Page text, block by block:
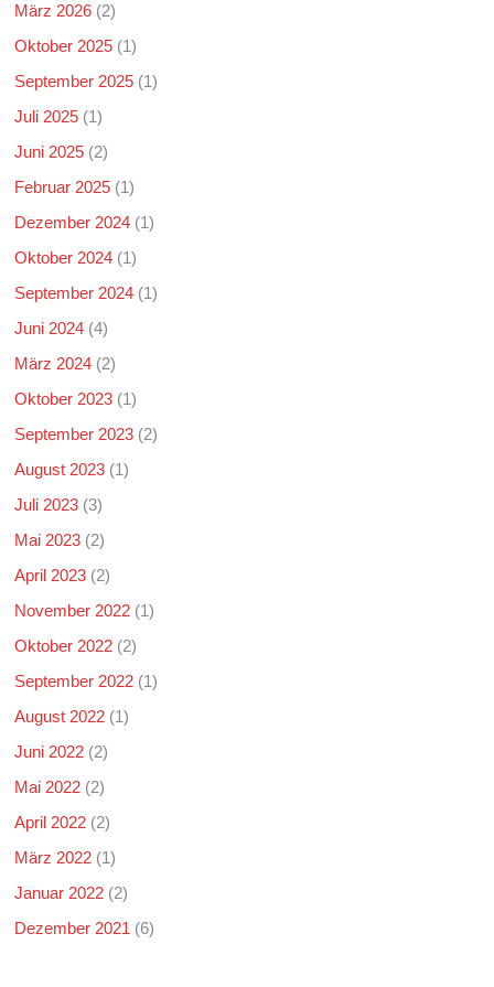
März 2026 (2)
Oktober 2025 (1)
September 2025 (1)
Juli 2025 (1)
Juni 2025 (2)
Februar 2025 (1)
Dezember 2024 (1)
Oktober 2024 (1)
September 2024 (1)
Juni 2024 (4)
März 2024 (2)
Oktober 2023 (1)
September 2023 (2)
August 2023 (1)
Juli 2023 (3)
Mai 2023 (2)
April 2023 (2)
November 2022 (1)
Oktober 2022 (2)
September 2022 (1)
August 2022 (1)
Juni 2022 (2)
Mai 2022 (2)
April 2022 (2)
März 2022 (1)
Januar 2022 (2)
Dezember 2021 (6)